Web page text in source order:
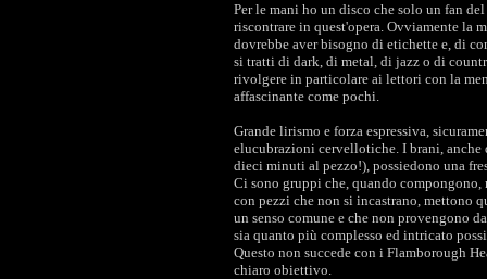
Per le mani ho un disco che solo un fan
riscontrare in quest'opera. Ovviamente la
dovrebbe aver bisogno di etichette e, di
si tratti di dark, di metal, di jazz o di
rivolgere in particolare ai lettori con la
affascinante come pochi.
Grande lirismo e forza espressiva,
elucubrazioni cervellotiche. I brani,
dieci minuti al pezzo!), possiedono una
Ci sono gruppi che, quando compongono,
con pezzi che non si incastrano, mettono
un senso comune e che non provengono
sia quanto più complesso ed intricato
Questo non succede con i Flamborough
chiaro obiettivo.